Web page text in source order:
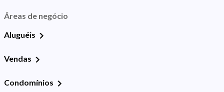
Áreas de negócio
Aluguéis
Vendas
Condomínios